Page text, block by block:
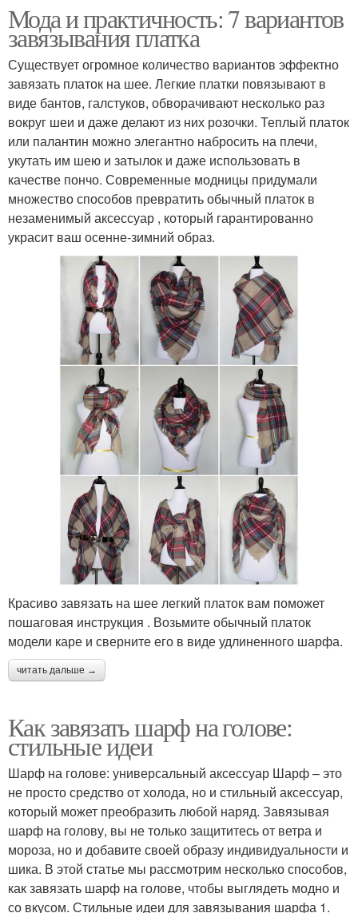
Мода и практичность: 7 вариантов
завязывания платка
Существует огромное количество вариантов эффектно
завязать платок на шее. Легкие платки повязывают в
виде бантов, галстуков, обворачивают несколько раз
вокруг шеи и даже делают из них розочки. Теплый платок
или палантин можно элегантно набросить на плечи,
укутать им шею и затылок и даже использовать в
качестве пончо. Современные модницы придумали
множество способов превратить обычный платок в
незаменимый аксессуар , который гарантированно
украсит ваш осенне-зимний образ.
Красиво завязать на шее легкий платок вам поможет
пошаговая инструкция . Возьмите обычный платок
модели каре и сверните его в виде удлиненного шарфа.
читать дальше →
Как завязать шарф на голове:
стильные идеи
Шарф на голове: универсальный аксессуар Шарф – это
не просто средство от холода, но и стильный аксессуар,
который может преобразить любой наряд. Завязывая
шарф на голову, вы не только защититесь от ветра и
мороза, но и добавите своей образу индивидуальности и
шика. В этой статье мы рассмотрим несколько способов,
как завязать шарф на голове, чтобы выглядеть модно и
со вкусом. Стильные идеи для завязывания шарфа 1.